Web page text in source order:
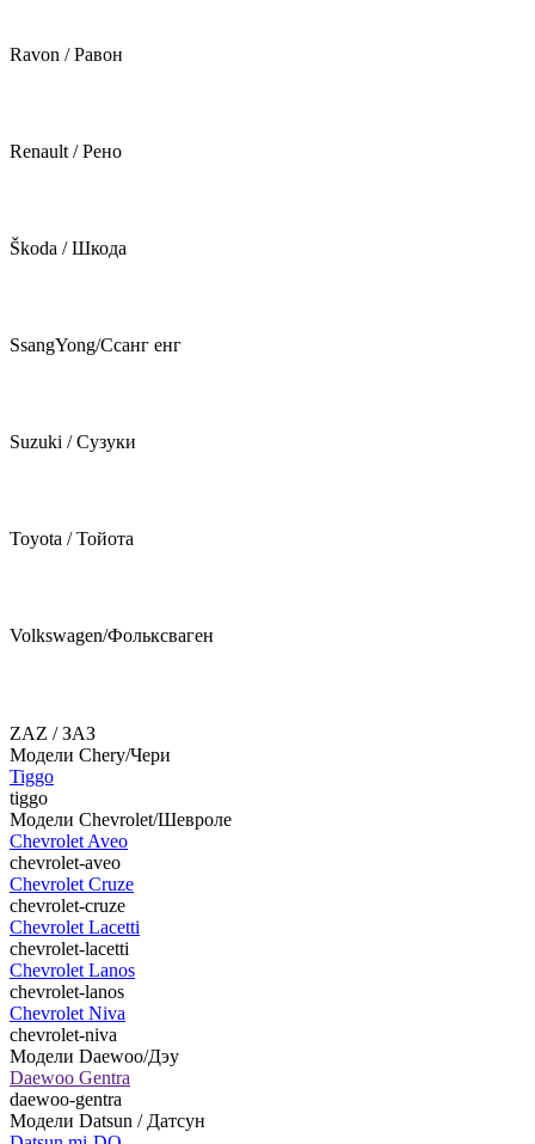
Ravon / Равон
Renault / Рено
Škoda / Шкода
SsangYong/Ссанг енг
Suzuki / Сузуки
Toyota / Тойота
Volkswagen/Фольксваген
ZAZ / ЗАЗ
Модели Chery/Чери
Tiggo
tiggo
Модели Chevrolet/Шевроле
Chevrolet Aveo
chevrolet-aveo
Chevrolet Cruze
chevrolet-cruze
Chevrolet Lacetti
chevrolet-lacetti
Chevrolet Lanos
chevrolet-lanos
Chevrolet Niva
chevrolet-niva
Модели Daewoo/Дэу
Daewoo Gentra
daewoo-gentra
Модели Datsun / Датсун